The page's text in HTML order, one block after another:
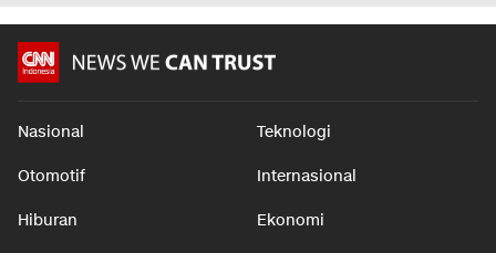
Nasional Teknologi
Otomotif Internasional
Hiburan Ekonomi